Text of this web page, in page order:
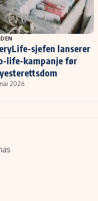
sjefen lanserer
life-kampanje før
2026